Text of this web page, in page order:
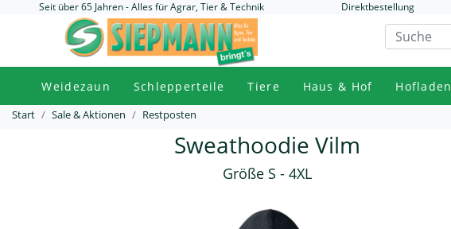
Seit über 65 Jahren - Alles für Agrar, Tier & Technik Direktbestellung
Weidezaun Schlepperteile Tiere Haus & Hof Hofladen
Start Sale & Aktionen Restposten
Sweathoodie Vilm
Größe S - 4XL